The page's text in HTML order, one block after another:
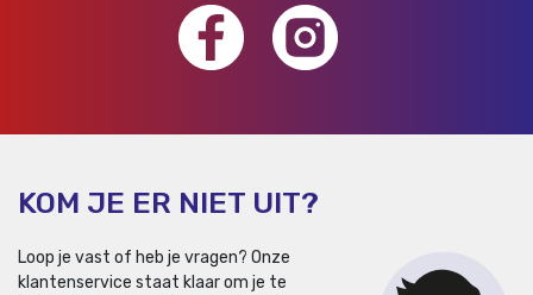
KOM JE ER NIET UIT?
Loop je vast of heb je vragen? Onze
klantenservice staat klaar om je te